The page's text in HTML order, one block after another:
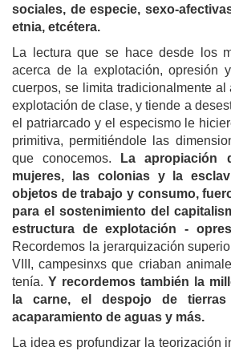
sociales, de especie, sexo-
etnia, etcétera.
La lectura que se hace desde los
acerca de la explotación, opresión
cuerpos, se limita tradicionalmente
explotación de clase, y tiende a
el patriarcado y el especismo le
primitiva, permitiéndole las
que conocemos.
La apropiación
mujeres, las colonias y la
objetos de trabajo y consumo,
para el sostenimiento del
estructura de explotación -
Recordemos la jerarquización
VIII, campesinxs que criaban
tenía. Y recordemos también la
la carne, el despojo de
acaparamiento de aguas y más.
La idea es profundizar la teorización